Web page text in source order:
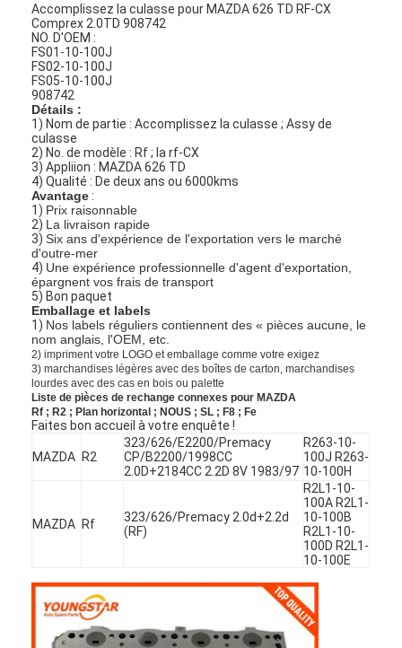
Accomplissez la culasse pour MAZDA 626 TD RF-CX
Comprex 2.0TD 908742
NO. D'OEM :
FS01-10-100J
FS02-10-100J
FS05-10-100J
908742
Détails :
1) Nom de partie : Accomplissez la culasse ; Assy de
culasse
2) No. de modèle : Rf ; la rf-CX
3) Appliion : MAZDA 626 TD
4) Qualité : De deux ans ou 6000kms
Avantage :
1) Prix raisonnable
2) La livraison rapide
3)Six ans d'expérience de l'exportation vers le marché
d'outre-mer
4) Une expérience professionnelle d'agent d'exportation,
épargnent vos frais de transport
5) Bon paquet
Emballage et labels
1) Nos labels réguliers contiennent des « pièces aucune, le
nom anglais, l'OEM, etc.
2) impriment votre LOGO et emballage comme votre exigez
3) marchandises légères avec des boîtes de carton, marchandises
lourdes avec des cas en bois ou palette
Liste de pièces de rechange connexes pour MAZDA
Rf ; R2 ; Plan horizontal ; NOUS ; SL ; F8 ; Fe
Faites bon accueil à votre enquête !
MAZDA R2
323/626/E2200/Premacy
CP/B2200/1998CC
2.0D+2184CC 2.2D 8V 1983/97
R263-10-
100J R263-
10-100H
MAZDA Rf
323/626/Premacy 2.0d+2.2d
(RF)
R2L1-10-
100A R2L1-
10-100B
R2L1-10-
100D R2L1-
10-100E